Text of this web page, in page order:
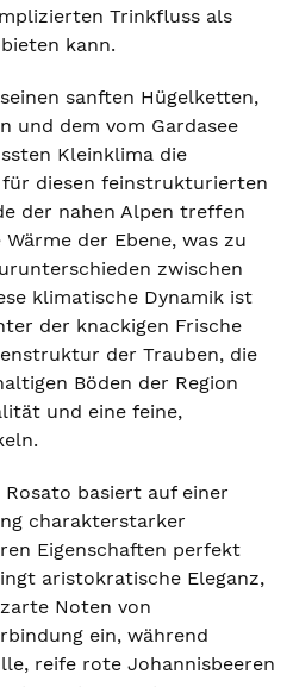
Trinkfluss als
kann.
sanften Hügelketten,
und dem vom Gardasee
Kleinklima die
diesen feinstrukturierten
der nahen Alpen treffen
der Ebene, was zu
zwischen
klimatische Dynamik ist
der knackigen Frische
der Trauben, die
Böden der Region
und eine feine,
Rosato basiert auf einer
charakterstarker
Eigenschaften perfekt
aristokratische Eleganz,
Noten von
ein, während
reife rote Johannisbeeren